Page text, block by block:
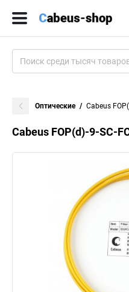
Оптические Cabeus
Cabeus FOP(d)-9-SC-